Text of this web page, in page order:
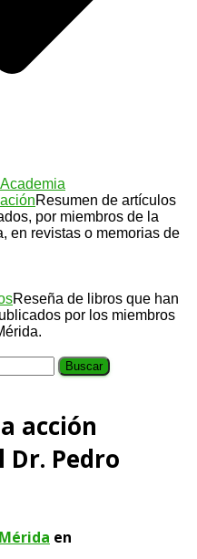
Resumen de artículos
por miembros de la
en revistas o memorias de
Reseña de libros que han
por los miembros
acción
Pedro
en